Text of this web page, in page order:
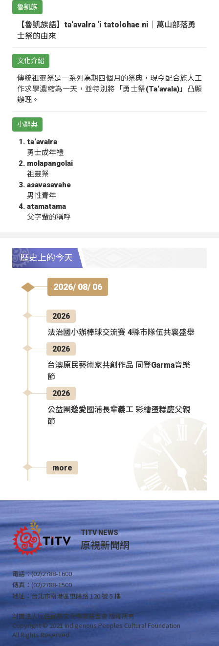
魯凱族
【魯凱族語】ta‘avalra ‘i tatolohae ni｜萬山部落勇
士祭的由來
文化介紹
傳統祖靈祭是一系列為期四個月的祭典，現今配合族人工
作求學濃縮為一天，並特別將「勇士祭(Ta‘avala)」凸顯
辦理。
小辭典
ta‘avalra
勇士成年禮
molapangolai
祖靈祭
asavasavahe
男性青年
atamatama
父字輩的稱呼
歷史上的今天
2026/ 08/ 06
2026
法治國小辦棒球交流賽 4縣市隊伍共襄盛舉
2026
台澳原民藝術家共創作品 同登Garma音樂
節
2026
公益團邀愛國浦長輩義工 彩繪蛋糕慶父親
節
more
TITV NEWS
原視新聞網
電話：(02)2788-1600
傳真：(02)2788-1500
地址：台北市南港區重陽路 120 號 5 樓
財團法人原住民族文化事業基金會 版權所有
Copyright © 2021 Indigenous Peoples Cultural Foundation
All Rights Reserved .